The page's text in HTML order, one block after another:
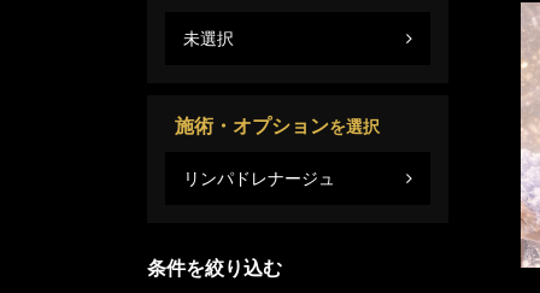
未選択
施術・オプションを選択
リンパドレナージュ
条件を絞り込む